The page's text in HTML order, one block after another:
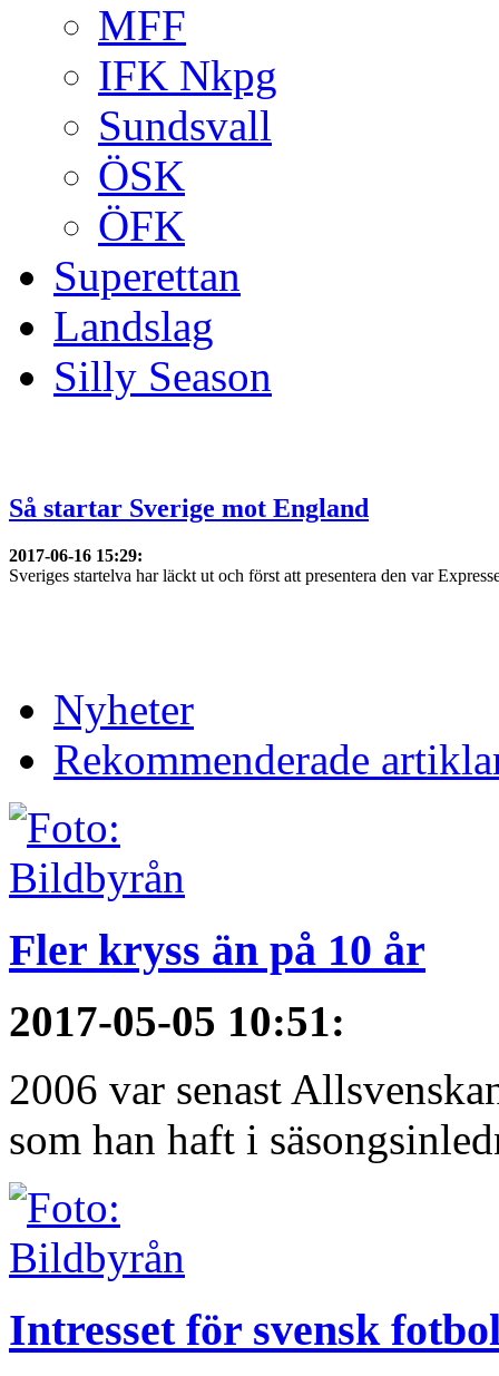
MFF
IFK Nkpg
Sundsvall
ÖSK
ÖFK
Superettan
Landslag
Silly Season
Så startar Sverige mot England
2017-06-16 15:29:
Sveriges startelva har läckt ut och först att presentera den var
Nyheter
Rekommenderade
Fler kryss än på 10 år
2017-05-05 10:51:
2006 var senast
som han haft i
Intresset för svensk